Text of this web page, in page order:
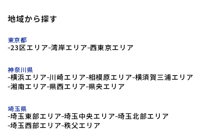
地域から探す
東京都
23区エリア 湾岸エリア 西東京エリア
神奈川県
横浜エリア 川崎エリア 相模原エリア 横須賀三浦エリア
湘南エリア 県西エリア 県央エリア
埼玉県
埼玉東部エリア 埼玉中央エリア 埼玉北部エリア
埼玉西部エリア 秩父エリア